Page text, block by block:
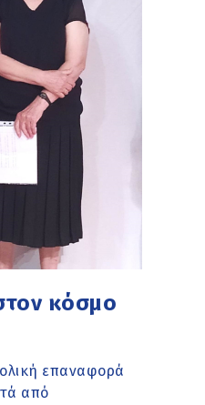
κόσμο
ολική επαναφορά
από